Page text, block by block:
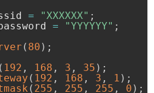
= "XXXXXX" ;
= "YYYYYY" ;
( 80 ) ;
( 192 , 168 , 3 , 35 ) ;
( 192 , 168 , 3 , 1 ) ;
( 255 , 255 , 255 , 0 ) ;